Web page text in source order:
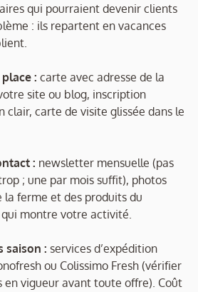
qui pourraient devenir clients
: ils repartent en vacances
: carte avec adresse de la
site ou blog, inscription
clair, carte de visite glissée dans le
: newsletter mensuelle (pas
; une par mois suffit), photos
la ferme et des produits du
montre votre activité.
saison : services d’expédition
ou Colissimo Fresh (vérifier
en vigueur avant toute offre). Coût